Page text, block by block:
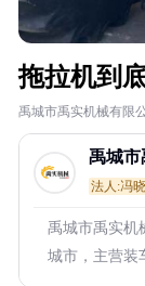
拖拉机到
禹城市禹实机械有限
禹城市
法人:冯
禹城市禹实机
城市，主营装